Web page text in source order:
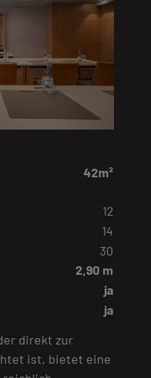
42m²
12
14
30
2,90 m
ja
ja
direkt zur
ist, bietet eine